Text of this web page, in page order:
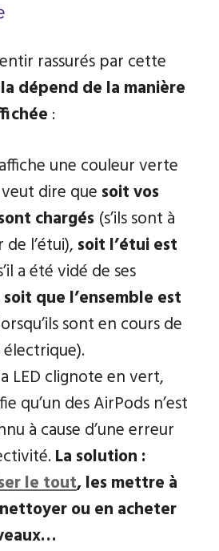
rassurés par cette
dépend de la manière
:
une couleur verte
dire que soit vos
chargés (s’ils sont à
de l’étui), soit l’étui est
a été vidé de ses
soit que l’ensemble est
sont en cours de
LED clignote en vert,
qu’un des AirPods n’est
à cause d’une erreur
La solution :
le tout, les mettre à
ou en acheter